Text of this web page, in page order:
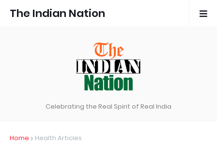
The Indian Nation
Celebrating the Real Spirit of Real India
Home Health Articles